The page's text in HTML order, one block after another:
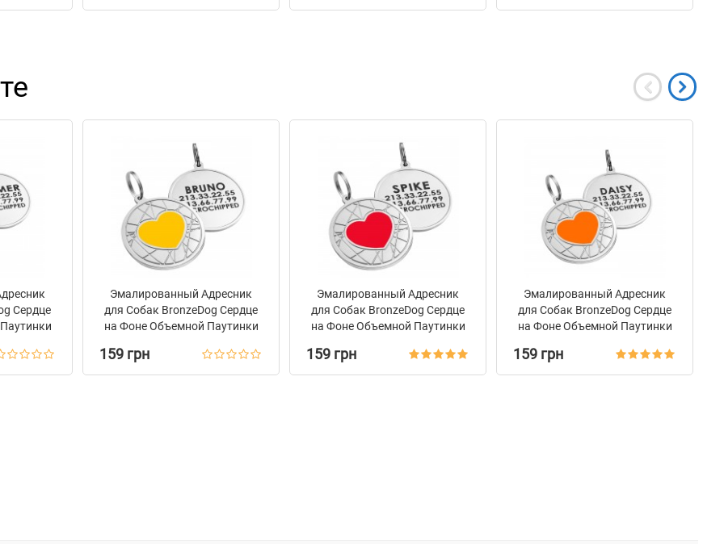
Сердце
Эмалированный Адресник
для Собак BronzeDog Сердце
на Фоне Объемной Паутинки
159 грн
Эмалированный Адресник
для Собак BronzeDog Сердце
на Фоне Объемной Паутинки
159 грн
Эмалированный Адресник
для Собак BronzeDog Сердце
на Фоне Объемной Паутинки
159 грн